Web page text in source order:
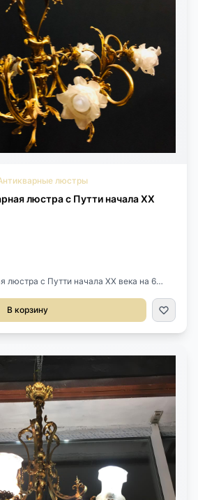
люстры
люстра с Путти начала XX
люстра с Путти начала XX века на 6
в виде роз из матового стекла.
95 см.
В корзину